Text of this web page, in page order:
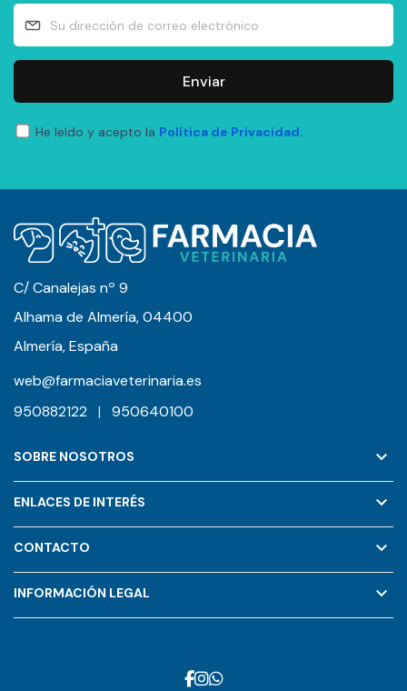
Enviar
He leído y acepto la Política de Privacidad.
C/ Canalejas nº 9
Alhama de Almería, 04400
Almería, España
web@farmaciaveterinaria.es
950882122
| 950640100
SOBRE NOSOTROS keyboard_arrow_down
ENLACES DE INTERÉS keyboard_arrow_down
CONTACTO keyboard_arrow_down
INFORMACIÓN LEGAL keyboard_arrow_down